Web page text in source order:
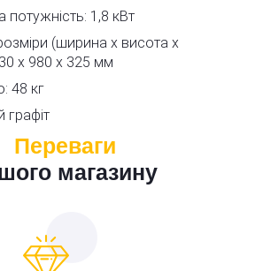
потужність: 1,8 кВт
(ширина х висота х
х 980 х 325 мм
48 кг
графіт
Переваги
магазину